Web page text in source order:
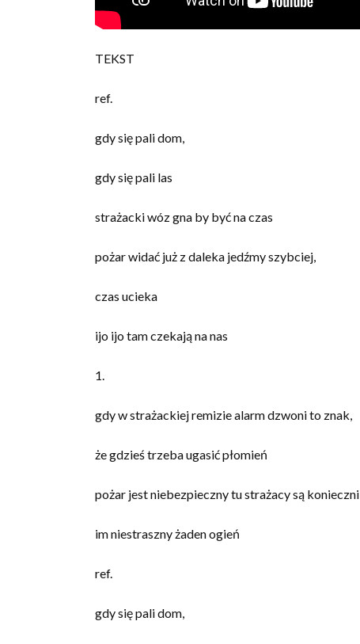
TEKST
ref.
gdy się pali dom,
gdy się pali las
strażacki wóz gna by być na czas
pożar widać już z daleka jedźmy szybciej,
czas ucieka
ijo ijo tam czekają na nas
1.
gdy w strażackiej remizie alarm dzwoni to znak,
że gdzieś trzeba ugasić płomień
pożar jest niebezpieczny tu strażacy są konieczni
im niestraszny żaden ogień
ref.
gdy się pali dom,